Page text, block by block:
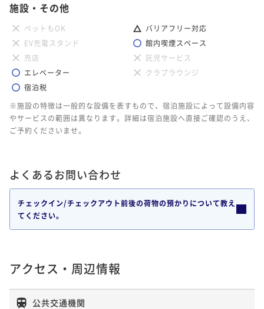
施設・その他
ペットもOK
バリアフリー対応
EV充電スタンド
館内喫煙スペース
売店
託児サービス
エレベーター
クラブラウンジ
宿泊税
※施設の特徴は一般的な設備を表すもので、宿泊施設によって設備内容
やサービスの範囲は異なります。詳細は宿泊施設へ直接ご確認のうえ、
ご予約くださいませ。
よくあるお問い合わせ
チェックイン/チェックアウト前後の荷物の預かりについて教え
てください。
アクセス・周辺情報
公共交通機関